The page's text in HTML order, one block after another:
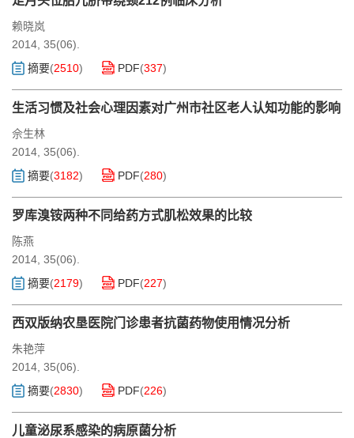
赖晓岚
2014, 35(06).
摘要(2510) PDF(337)
生活习惯及社会心理因素对广州市社区老人认知功能的影响
佘生林
2014, 35(06).
摘要(3182) PDF(280)
罗库溴铵两种不同给药方式肌松效果的比较
陈燕
2014, 35(06).
摘要(2179) PDF(227)
西双版纳农垦医院门诊患者抗菌药物使用情况分析
朱艳萍
2014, 35(06).
摘要(2830) PDF(226)
儿童泌尿系感染的病原菌分析